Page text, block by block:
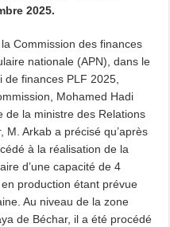
2025.
Commission des finances
nationale (APN), dans le
de finances PLF 2025,
Mohamed Hadi
de la ministre des Relations
M. Arkab a précisé qu’après
à la réalisation de la
d’une capacité de 4
production étant prévue
Au niveau de la zone
de Béchar, il a été procédé